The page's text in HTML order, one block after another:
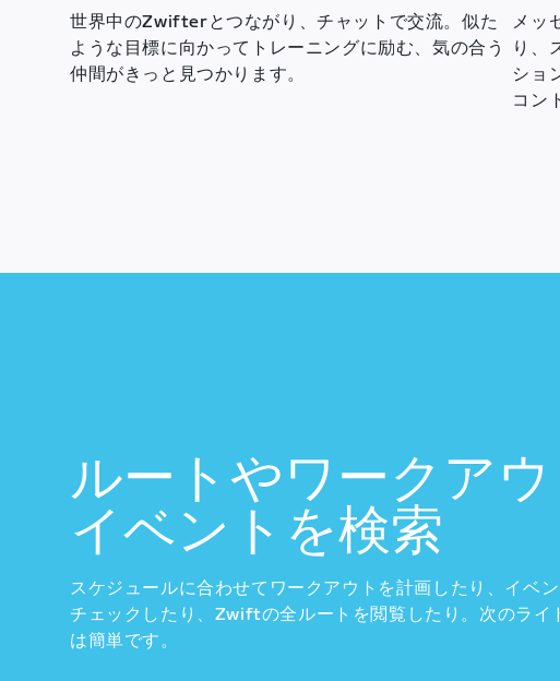
世界中のZwifterとつながり、チャットで交流。似た
ような目標に向かってトレーニングに励む、気の合う
仲間がきっと見つかります。
メッ
り、
ショ
コン
ルートやワークアウ
イベントを検索
スケジュールに合わせてワークアウトを計画したり、イベ
チェックしたり、Zwiftの全ルートを閲覧したり。次のライ
は簡単です。